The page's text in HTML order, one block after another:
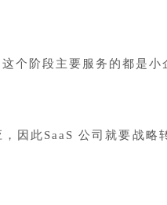
个阶段主要服务的都是小
因此SaaS 公司就要战略